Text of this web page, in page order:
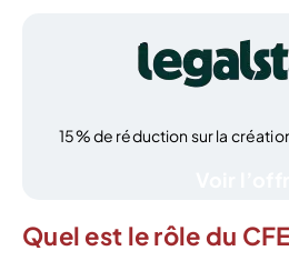
15% de réduction sur la
Quel est le rôle du